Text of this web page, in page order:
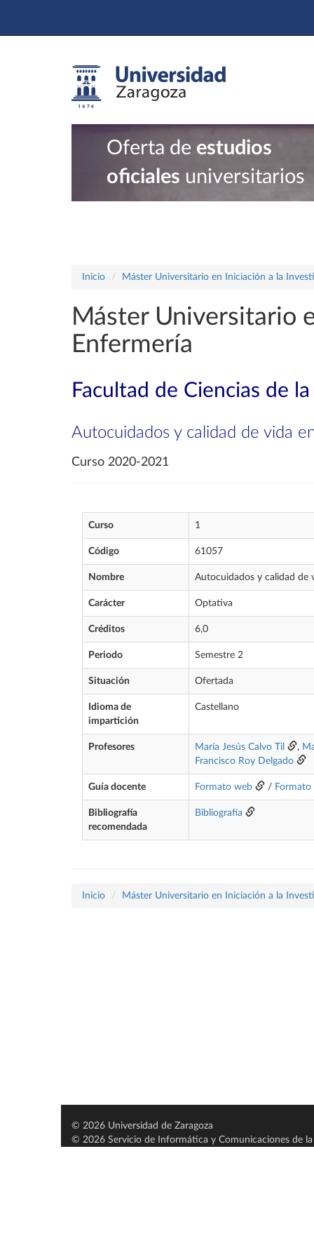
Oferta de estudios
oficiales universitarios
Inicio Máster Universitario en Iniciación a la
Máster Universitario
Enfermería
Facultad de Ciencias de
Autocuidados y calidad de vida
Curso 2020-2021
Curso 1
Código 61057
Nombre Autocuidados y calidad de
Carácter Optativa
Créditos 6,0
Periodo Semestre 2
Situación Ofertada
Idioma de
impartición
Castellano
Profesores María Jesús Calvo Til ,
Francisco Roy Delgado
Guía docente Formato web / Formato
Bibliografía
recomendada
Bibliografía
Inicio Máster Universitario en Iniciación a la
© 2026 Universidad de Zaragoza
© 2026 Servicio de Informática y Comunicaciones de la